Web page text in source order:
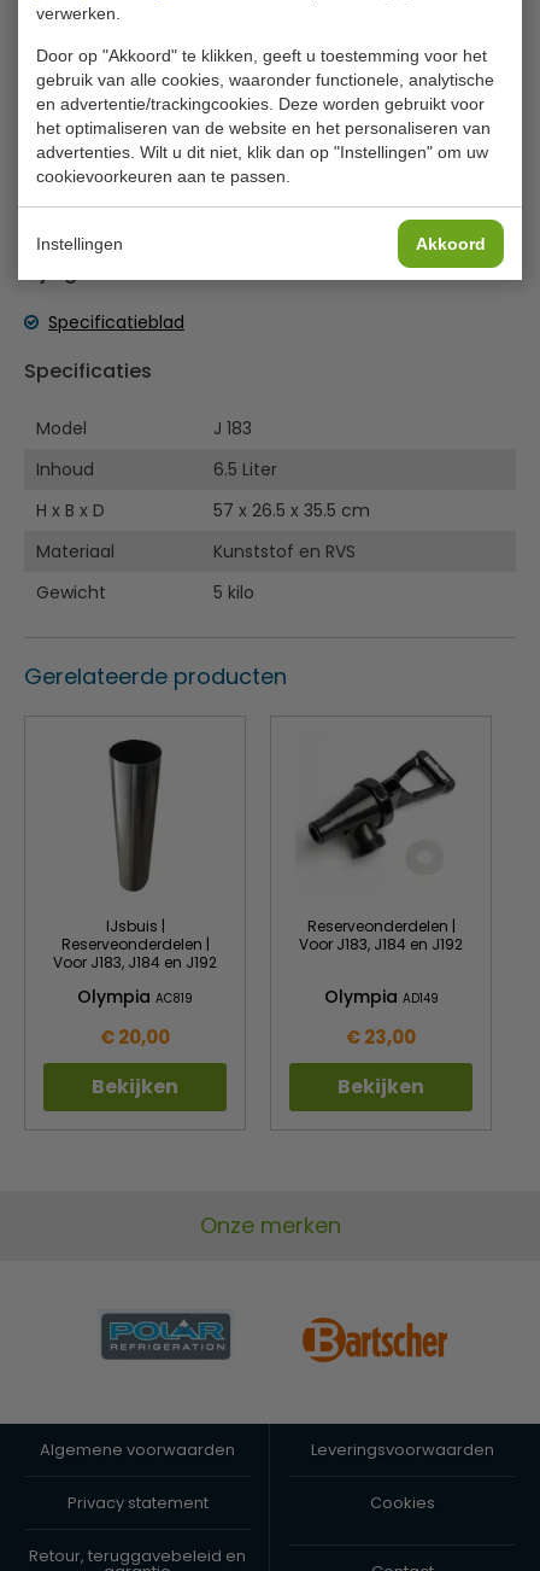
verwerken.
Door op "Akkoord" te klikken, geeft u toestemming voor het
gebruik van alle cookies, waaronder functionele, analytische
en advertentie/trackingcookies. Deze worden gebruikt voor
het optimaliseren van de website en het personaliseren van
advertenties. Wilt u dit niet, klik dan op "Instellingen" om uw
cookievoorkeuren aan te passen.
Instellingen Akkoord
Serveer drankjes met een verrassende retro stijl met deze
en staat met zijn vintage charme goed bij
ontbijtbuffetten of als waterdispenser in restaurants. De
centrale buis is hol en kan worden gevuld met ijsblokjes
om de vloeistof te koelen.
Inclusief lekbak
Voorzien van een tapkraan
Lees meer
Specificatieblad
Specificaties
Model
J 183
Inhoud
6.5 Liter
H x B x D
57 x 26.5 x 35.5 cm
Materiaal
Kunststof en RVS
Gewicht
5 kilo
Gerelateerde producten
IJsbuis |
Reserveonderdelen |
Voor J183, J184 en J192
Olympia AC819
€ 20,00
Bekijken
Reserveonderdelen |
Voor J183, J184 en J192
Olympia AD149
€ 23,00
Bekijken
Onze merken
Algemene voorwaarden Leveringsvoorwaarden
Privacy statement Cookies
Retour, teruggavebeleid en